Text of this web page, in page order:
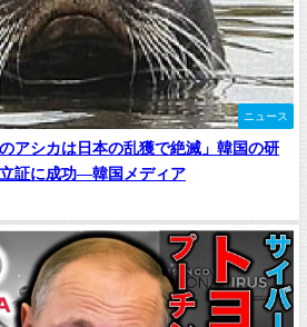
ニュース
アシカは日本の乱獲で絶滅」韓国の研
証に成功―韓国メディア